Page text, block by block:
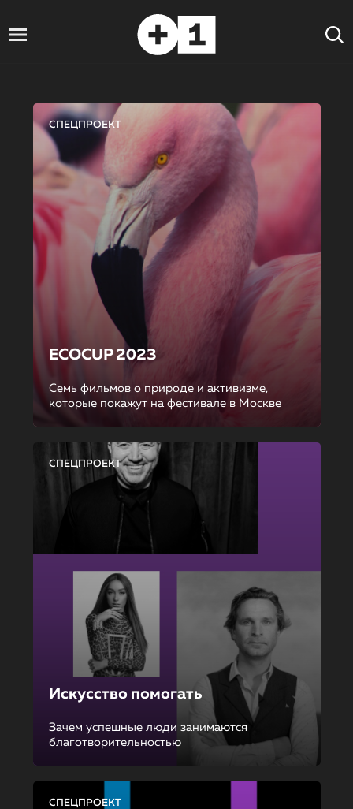
СПЕЦПРОЕКТ
ECOCUP 2023
Семь фильмов о природе и активизме,
которые покажут на фестивале в Москве
СПЕЦПРОЕКТ
Искусство помогать
Зачем успешные люди занимаются
благотворительностью
СПЕЦПРОЕКТ